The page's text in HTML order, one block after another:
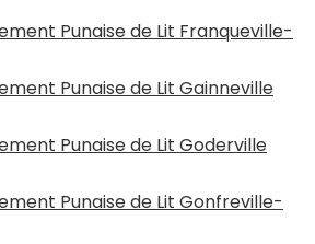
Punaise de Lit Franqueville-
Punaise de Lit Gainneville
Punaise de Lit Goderville
Punaise de Lit Gonfreville-